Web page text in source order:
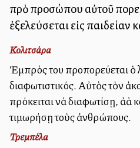
πρὸ προσώπου αὐτοῦ
ἐξελεύσεται εἰς παιδείαν
Κολιτσάρα
Ἐμπρός του προπορεύεται ὁ
διαφωτιστικός. Αὐτὸς τὸν
πρόκειται νὰ διαφωτίσῃ,
τιμωρήσῃ τοὺς ἀνθρώπους.
Τρεμπέλα